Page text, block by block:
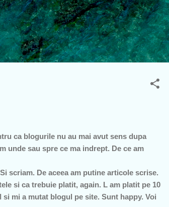
ca blogurile nu au mai avut sens dupa
unde sau spre ce ma indrept. De ce am
scriam. De aceea am putine articole scrise.
si ca trebuie platit, again. L am platit pe 10
mi a mutat blogul pe site. Sunt happy. Voi